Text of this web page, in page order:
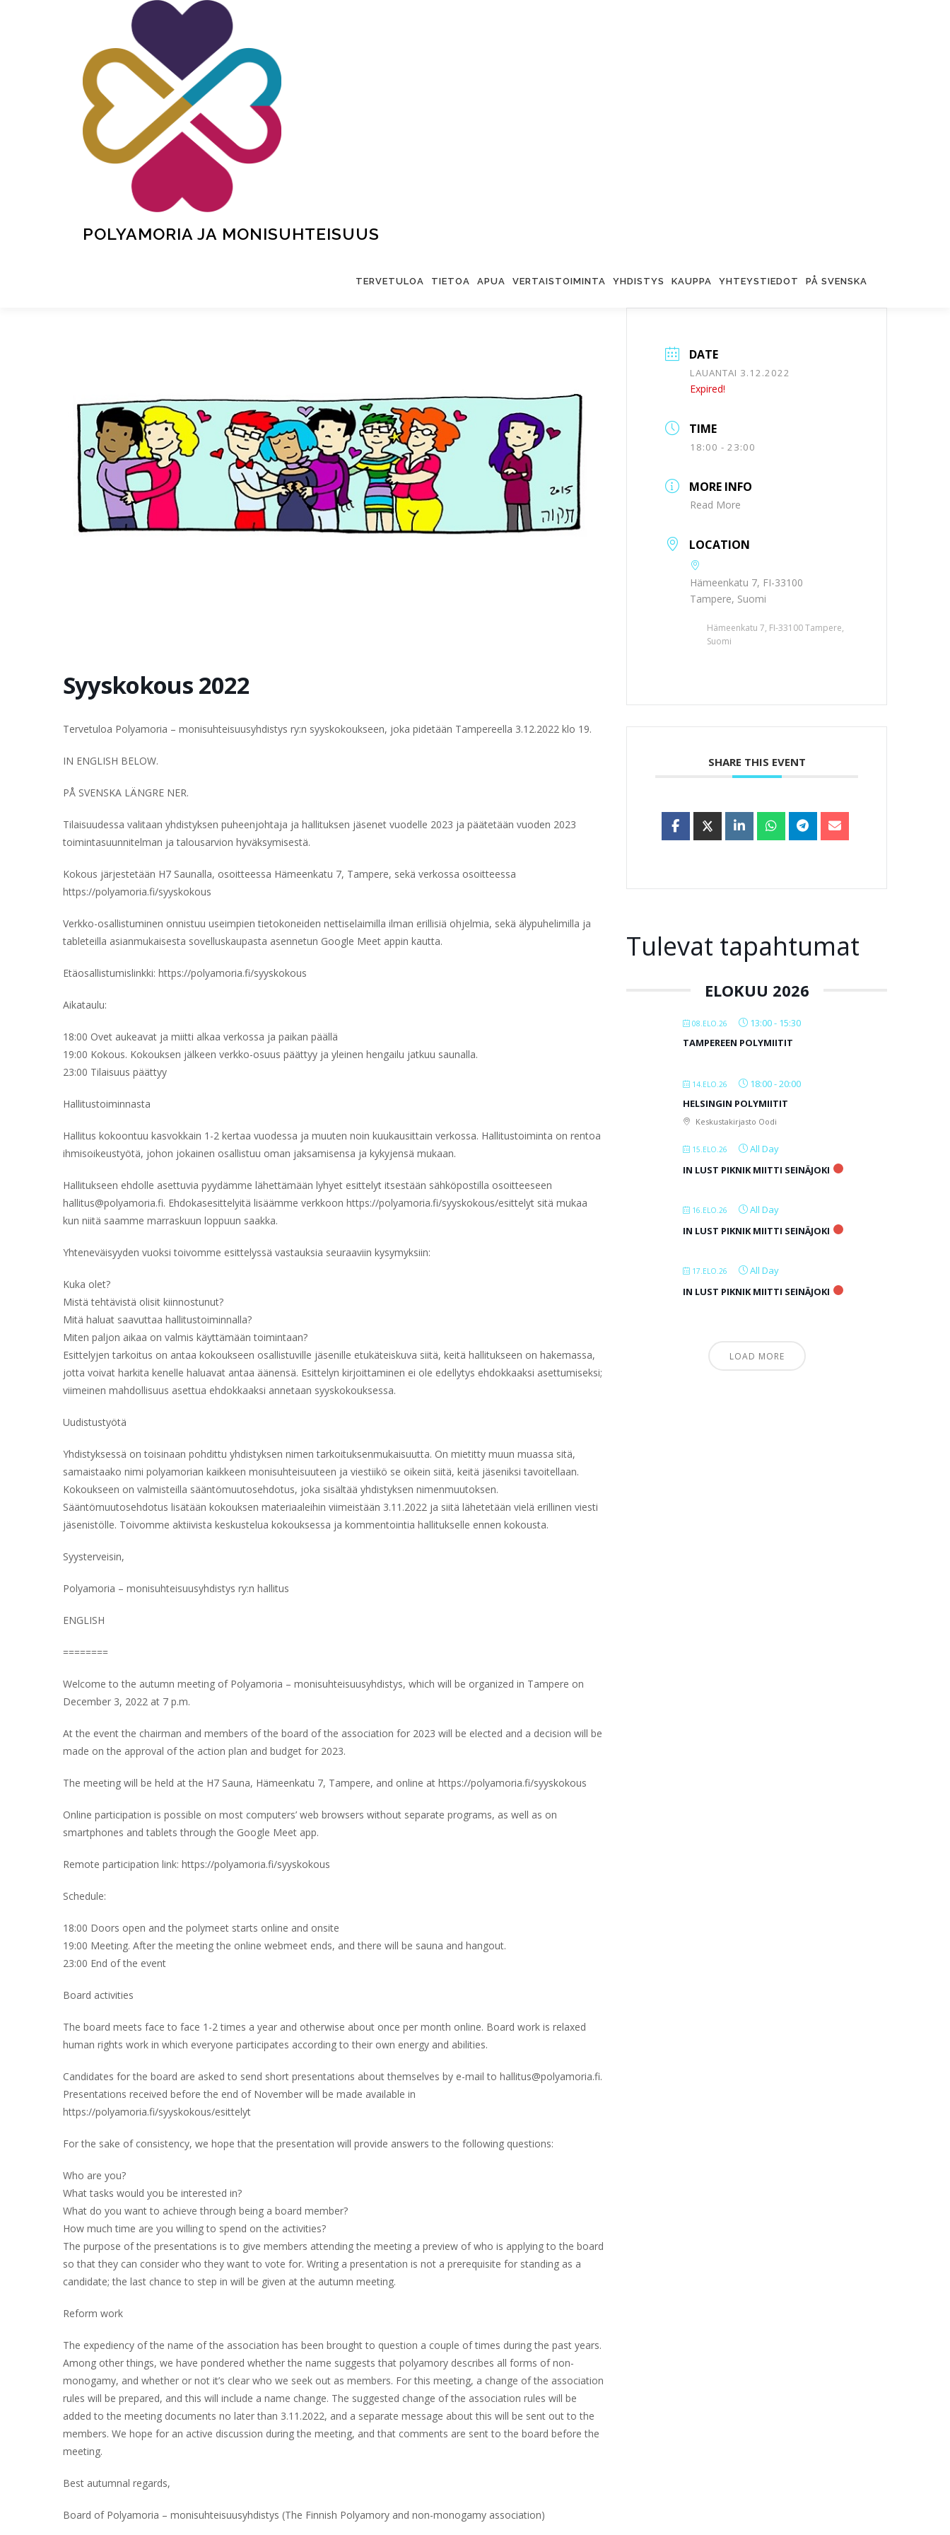
POLYAMORIA JA MONISUHTEISUUS
TERVETULOA TIETOA APUA VERTAISTOIMINTA YHDISTYS KAUPPA YHTEYSTIEDOT PÅ SVENSKA
Syyskokous 2022
Tervetuloa Polyamoria – monisuhteisuusyhdistys ry:n syyskokoukseen, joka pidetään Tampereella 3.12.2022 klo 19.
IN ENGLISH BELOW.
PÅ SVENSKA LÄNGRE NER.
Tilaisuudessa valitaan yhdistyksen puheenjohtaja ja hallituksen jäsenet vuodelle 2023 ja päätetään vuoden 2023
toimintasuunnitelman ja talousarvion hyväksymisestä.
Kokous järjestetään H7 Saunalla, osoitteessa Hämeenkatu 7, Tampere, sekä verkossa osoitteessa
https://polyamoria.fi/syyskokous
Verkko-osallistuminen onnistuu useimpien tietokoneiden nettiselaimilla ilman erillisiä ohjelmia, sekä älypuhelimilla ja
tableteilla asianmukaisesta sovelluskaupasta asennetun Google Meet appin kautta.
Etäosallistumislinkki: https://polyamoria.fi/syyskokous
Aikataulu:
18:00 Ovet aukeavat ja miitti alkaa verkossa ja paikan päällä
19:00 Kokous. Kokouksen jälkeen verkko-osuus päättyy ja yleinen hengailu jatkuu saunalla.
23:00 Tilaisuus päättyy
Hallitustoiminnasta
Hallitus kokoontuu kasvokkain 1-2 kertaa vuodessa ja muuten noin kuukausittain verkossa. Hallitustoiminta on rentoa
ihmisoikeustyötä, johon jokainen osallistuu oman jaksamisensa ja kykyjensä mukaan.
Hallitukseen ehdolle asettuvia pyydämme lähettämään lyhyet esittelyt itsestään sähköpostilla osoitteeseen
hallitus@polyamoria.fi. Ehdokasesittelyitä lisäämme verkkoon https://polyamoria.fi/syyskokous/esittelyt sitä mukaa
kun niitä saamme marraskuun loppuun saakka.
Yhteneväisyyden vuoksi toivomme esittelyssä vastauksia seuraaviin kysymyksiin:
Kuka olet?
Mistä tehtävistä olisit kiinnostunut?
Mitä haluat saavuttaa hallitustoiminnalla?
Miten paljon aikaa on valmis käyttämään toimintaan?
Esittelyjen tarkoitus on antaa kokoukseen osallistuville jäsenille etukäteiskuva siitä, keitä hallitukseen on hakemassa,
jotta voivat harkita kenelle haluavat antaa äänensä. Esittelyn kirjoittaminen ei ole edellytys ehdokkaaksi asettumiseksi;
viimeinen mahdollisuus asettua ehdokkaaksi annetaan syyskokouksessa.
Uudistustyötä
Yhdistyksessä on toisinaan pohdittu yhdistyksen nimen tarkoituksenmukaisuutta. On mietitty muun muassa sitä,
samaistaako nimi polyamorian kaikkeen monisuhteisuuteen ja viestiikö se oikein siitä, keitä jäseniksi tavoitellaan.
Kokoukseen on valmisteilla sääntömuutosehdotus, joka sisältää yhdistyksen nimenmuutoksen.
Sääntömuutosehdotus lisätään kokouksen materiaaleihin viimeistään 3.11.2022 ja siitä lähetetään vielä erillinen viesti
jäsenistölle. Toivomme aktiivista keskustelua kokouksessa ja kommentointia hallitukselle ennen kokousta.
Syysterveisin,
Polyamoria – monisuhteisuusyhdistys ry:n hallitus
ENGLISH
========
Welcome to the autumn meeting of Polyamoria – monisuhteisuusyhdistys, which will be organized in Tampere on
December 3, 2022 at 7 p.m.
At the event the chairman and members of the board of the association for 2023 will be elected and a decision will be
made on the approval of the action plan and budget for 2023.
The meeting will be held at the H7 Sauna, Hämeenkatu 7, Tampere, and online at https://polyamoria.fi/syyskokous
Online participation is possible on most computers’ web browsers without separate programs, as well as on
smartphones and tablets through the Google Meet app.
Remote participation link: https://polyamoria.fi/syyskokous
Schedule:
18:00 Doors open and the polymeet starts online and onsite
19:00 Meeting. After the meeting the online webmeet ends, and there will be sauna and hangout.
23:00 End of the event
Board activities
The board meets face to face 1-2 times a year and otherwise about once per month online. Board work is relaxed
human rights work in which everyone participates according to their own energy and abilities.
Candidates for the board are asked to send short presentations about themselves by e-mail to hallitus@polyamoria.fi.
Presentations received before the end of November will be made available in
https://polyamoria.fi/syyskokous/esittelyt
For the sake of consistency, we hope that the presentation will provide answers to the following questions:
Who are you?
What tasks would you be interested in?
What do you want to achieve through being a board member?
How much time are you willing to spend on the activities?
The purpose of the presentations is to give members attending the meeting a preview of who is applying to the board
so that they can consider who they want to vote for. Writing a presentation is not a prerequisite for standing as a
candidate; the last chance to step in will be given at the autumn meeting.
Reform work
The expediency of the name of the association has been brought to question a couple of times during the past years.
Among other things, we have pondered whether the name suggests that polyamory describes all forms of non-
monogamy, and whether or not it’s clear who we seek out as members. For this meeting, a change of the association
rules will be prepared, and this will include a name change. The suggested change of the association rules will be
added to the meeting documents no later than 3.11.2022, and a separate message about this will be sent out to the
members. We hope for an active discussion during the meeting, and that comments are sent to the board before the
meeting.
Best autumnal regards,
Board of Polyamoria – monisuhteisuusyhdistys (The Finnish Polyamory and non-monogamy association)
DATE
LAUANTAI 3.12.2022
Expired!
TIME
18:00 - 23:00
MORE INFO
Read More
LOCATION
Hämeenkatu 7, FI-33100
Tampere, Suomi
Hämeenkatu 7, FI-33100 Tampere,
Suomi
SHARE THIS EVENT
Tulevat tapahtumat
ELOKUU 2026
08.ELO.26 13:00- 15:30
TAMPEREEN POLYMIITIT
14.ELO.26 18:00-20:00
HELSINGIN POLYMIITIT
Keskustakirjasto Oodi
15.ELO.26
All Day
IN LUST PIKNIK MIITTI SEINÄJOKI
16.ELO.26
All Day
IN LUST PIKNIK MIITTI SEINÄJOKI
17.ELO.26
All Day
IN LUST PIKNIK MIITTI SEINÄJOKI
LOAD MORE